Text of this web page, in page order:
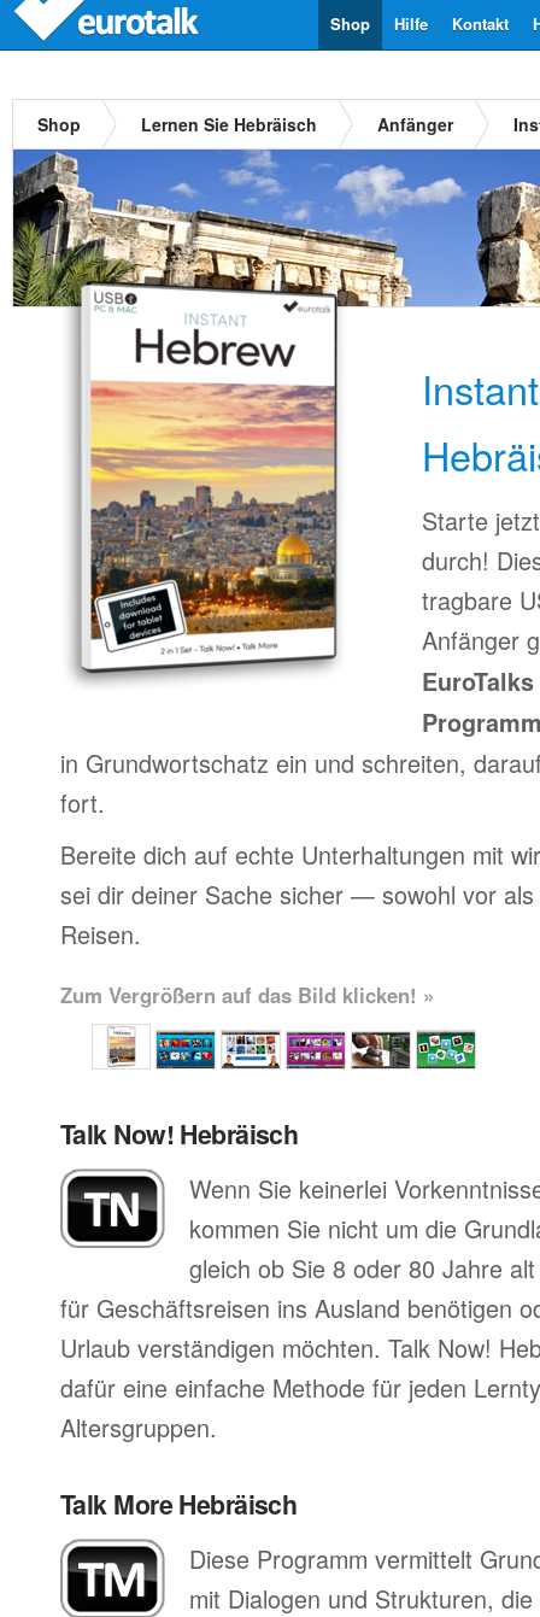
Kontakt
Hilfe
Shop
Shop Lernen Sie Hebräisch Anfänger
Starte
durch!
tragbare
Anfänger
in Grundwortschatz ein und schreiten,
fort.
Bereite dich auf echte Unterhaltungen mit
sei dir deiner Sache sicher — sowohl vor
Reisen.
Zum Vergrößern auf das Bild klicken! »
Talk Now! Hebräisch
Wenn Sie keinerlei
kommen Sie nicht um die
gleich ob Sie 8 oder 80 Jahre
für Geschäftsreisen ins Ausland benötigen
Urlaub verständigen möchten. Talk Now!
dafür eine einfache Methode für jeden
Altersgruppen.
Talk More Hebräisch
Diese Programm vermittelt
mit Dialogen und Strukturen,